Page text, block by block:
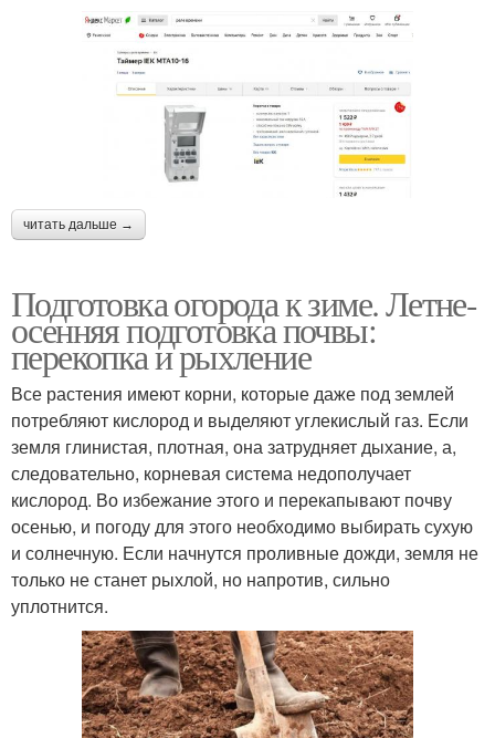
Огород на даче
Растения под зиму Растения к зиме
Алыча к зиме Огород без хлопот
Почвы к зиме Огород на зиму
Теплицы к зиме
читать дальше →
Подготовка огорода к зиме. Летне-
осенняя подготовка почвы:
перекопка и рыхление
Все растения имеют корни, которые даже под землей
потребляют кислород и выделяют углекислый газ. Если
земля глинистая, плотная, она затрудняет дыхание, а,
следовательно, корневая система недополучает
кислород. Во избежание этого и перекапывают почву
осенью, и погоду для этого необходимо выбирать сухую
и солнечную. Если начнутся проливные дожди, земля не
только не станет рыхлой, но напротив, сильно
уплотнится.